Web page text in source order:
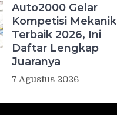
Auto2000 Gelar
Kompetisi Mekanik
Terbaik 2026, Ini
Daftar Lengkap
Juaranya
7 Agustus 2026